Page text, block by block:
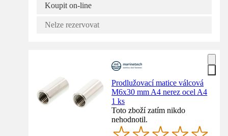
Koupit on-line
Nelze rezervovat
Prodlužovací matice válcová
M6x30 mm A4 nerez ocel A4
1 ks
Toto zboží zatím nikdo
nehodnotil.